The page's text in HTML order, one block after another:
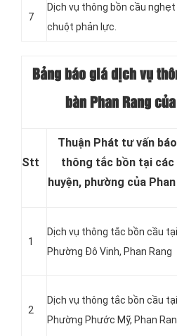
7
Dịch vụ thông bồn cầu nghẹt
chuột phản lực.
Bảng báo giá dịch vụ
bàn Phan Rang
Stt
Thuận Phát tư vấn
thông tắc bồn tại các
huyện, phường của Phan
1
Dịch vụ thông tắc bồn cầu tại
Phường Đô Vinh, Phan Rang
2
Dịch vụ thông tắc bồn cầu tại
Phường Phước Mỹ, Phan